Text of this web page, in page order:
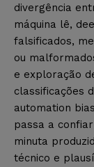
divergência
máquina lê,
falsificados,
ou
e exploração
classificações
automation
passa a
minuta
técnico e